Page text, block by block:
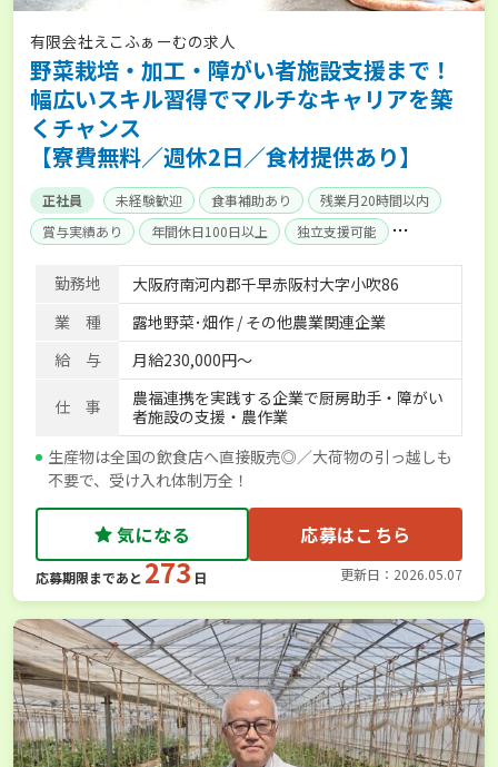
有限会社えこふぁーむの求人
野菜栽培・加工・障がい者施設支援まで！
幅広いスキル習得でマルチなキャリアを築
くチャンス
【寮費無料／週休2日／食材提供あり】
正社員 未経験歓迎 食事補助あり
残業月20時間以内
賞与実績あり
年間休日100日以上
独立支援可能
社会保険完備
単身寮あり
勤務地
大阪府南河内郡千早赤阪村大字小吹86
業 種
露地野菜･畑作 / その他農業関連企業
給 与
月給230,000円～
仕 事
農福連携を実践する企業で厨房助手・障がい
者施設の支援・農作業
生産物は全国の飲食店へ直接販売◎／大荷物の引っ越しも
不要で、受け入れ体制万全！
気になる 応募はこちら
応募期限まであと 273 日 更新日：2026.05.07